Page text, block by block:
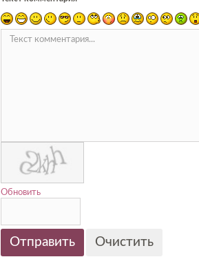
Обновить
Отправить Очистить